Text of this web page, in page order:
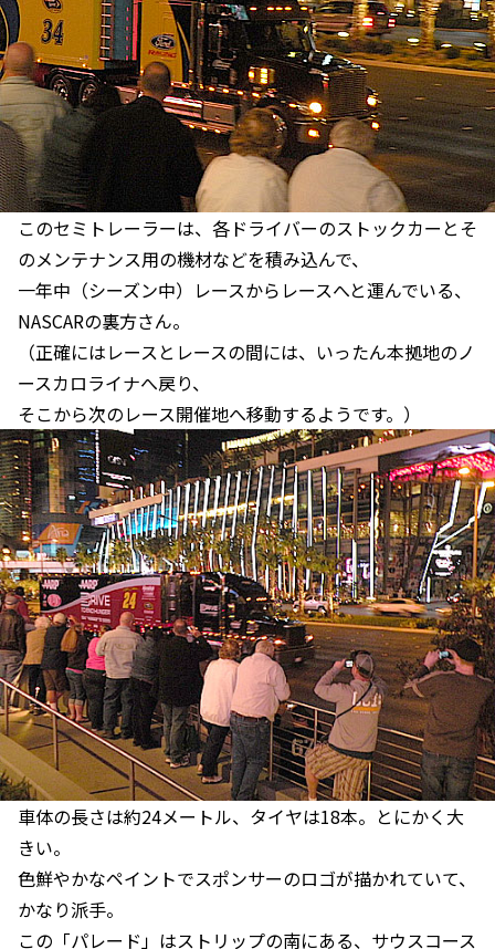
このセミトレーラーは、各ドライバーのストックカーとそ
のメンテナンス用の機材などを積み込んで、
一年中（シーズン中）レースからレースへと運んでいる、
NASCARの裏方さん。
（正確にはレースとレースの間には、いったん本拠地のノ
ースカロライナへ戻り、
そこから次のレース開催地へ移動するようです。）
車体の長さは約24メートル、タイヤは18本。とにかく大
きい。
色鮮やかなペイントでスポンサーのロゴが描かれていて、
かなり派手。
この「パレード」はストリップの南にある、サウスコース